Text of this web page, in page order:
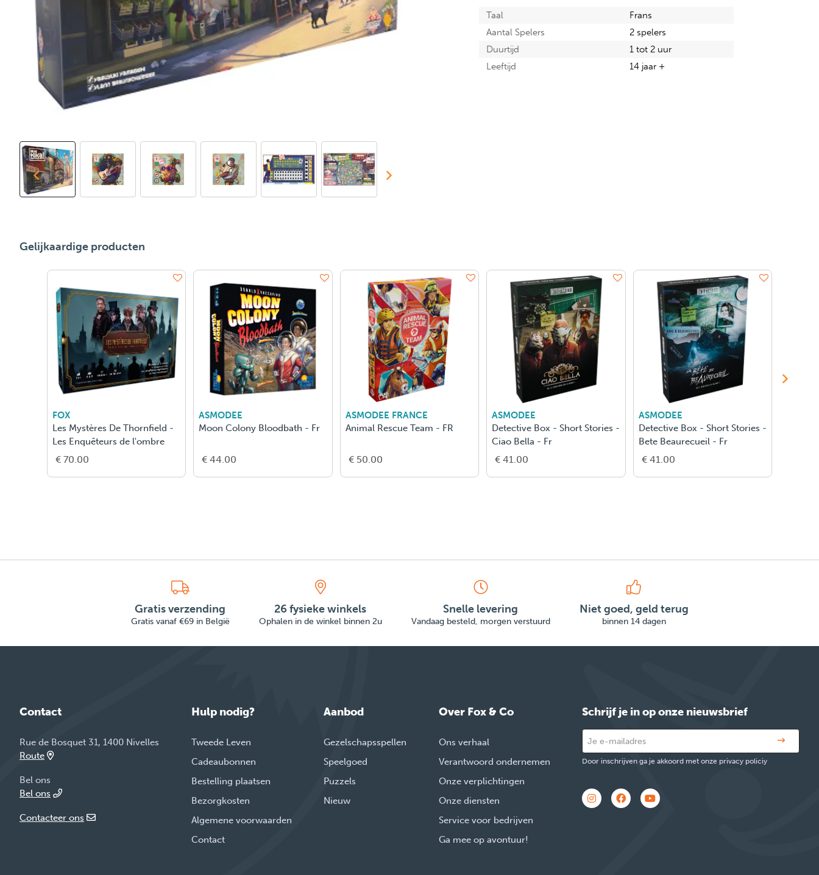
Taal
Frans
Aantal Spelers
2 spelers
Duurtijd
1 tot 2 uur
Leeftijd
14 jaar +
Gelijkaardige producten
FOX
Les Mystères De Thornfield -
Les Enquêteurs de l'ombre
€ 70.00
ASMODEE
Moon Colony Bloodbath - Fr
€ 44.00
ASMODEE FRANCE
Animal Rescue Team - FR
€ 50.00
ASMODEE
Detective Box - Short Stories -
Ciao Bella - Fr
€ 41.00
ASMODEE
Detective Box - Short Stories -
Bete Beaurecueil - Fr
€ 41.00
Gratis verzending
Gratis vanaf €69 in België
26 fysieke winkels
Ophalen in de winkel binnen 2u
Snelle levering
Vandaag besteld, morgen verstuurd
Niet goed, geld terug
binnen 14 dagen
Contact
Rue de Bosquet 31, 1400 Nivelles
Route
Bel ons
Bel ons
Contacteer ons
Hulp nodig?
Tweede Leven
Cadeaubonnen
Bestelling plaatsen
Bezorgkosten
Algemene voorwaarden
Contact
Aanbod
Gezelschapsspellen
Speelgoed
Puzzels
Nieuw
Over Fox & Co
Ons verhaal
Verantwoord ondernemen
Onze verplichtingen
Onze diensten
Service voor bedrijven
Ga mee op avontuur!
Schrijf je in op onze nieuwsbrief
Door inschrijven ga je akkoord met onze privacy policiy